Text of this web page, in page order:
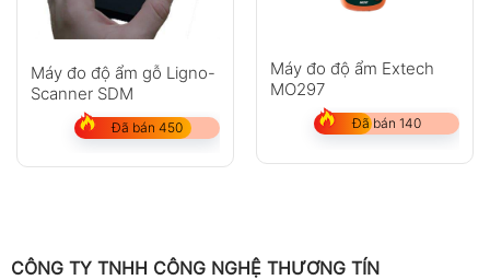
Máy đo độ ẩm gỗ Ligno-
Scanner SDM
Đã bán 450
Máy đo độ ẩm Extech
MO297
Đã bán 140
CÔNG TY TNHH CÔNG NGHỆ THƯƠNG TÍN